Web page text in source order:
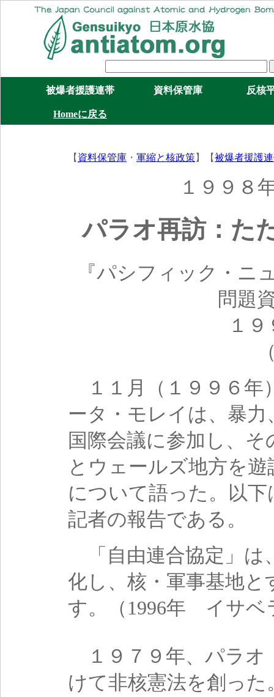
被爆者援護連帯 資料保管庫 反核
Homeに戻る
【 資料保管庫 ・ 軍縮と核政策】【被爆者援護
１９９８
パラオ再訪：た
『パシフィック・ニ
問題
１
（
１１月（１９９６年
ータ・モレイは、暴
国際会議に参加し、
とウェールズ地方を
について語った。以
記者の報告である。
「自由連合協定」は
化し、核・軍事基地
す。（1996年 イサ
１９７９年、パラオ
けて非核憲法を創っ